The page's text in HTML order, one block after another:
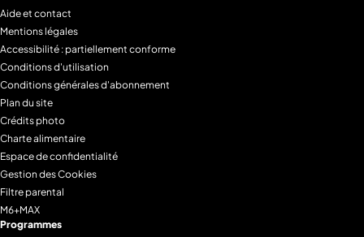
Aide et contact
Mentions légales
Accessibilité : partiellement conforme
Conditions d'utilisation
Conditions générales d'abonnement
Plan du site
Crédits photo
Charte alimentaire
Espace de confidentialité
Gestion des Cookies
Filtre parental
M6+MAX
Programmes